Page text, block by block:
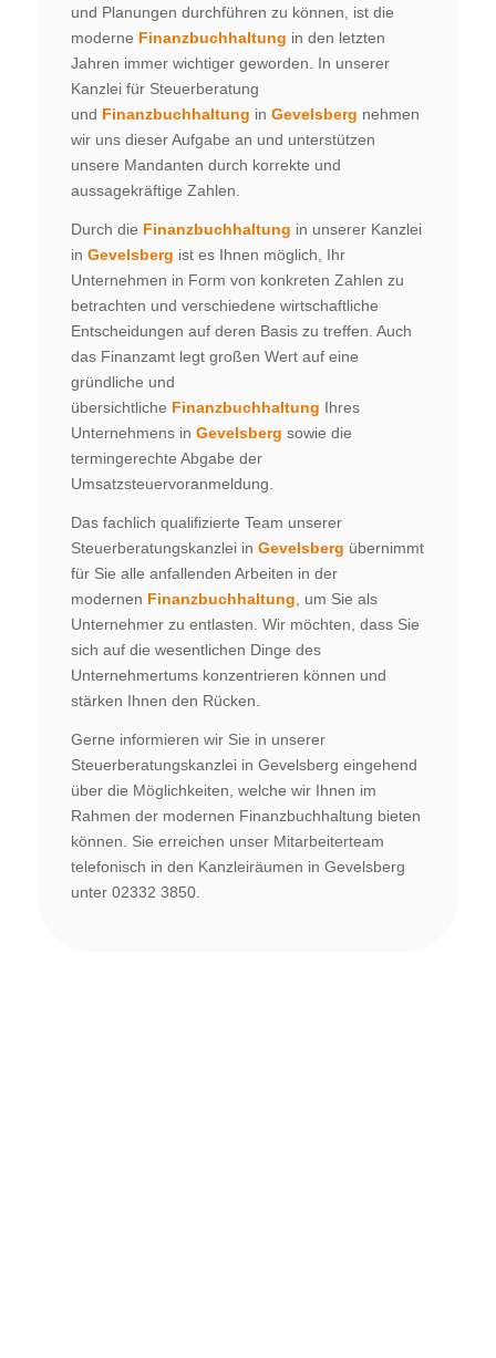
und Planungen durchführen zu können, ist die
moderne Finanzbuchhaltung in den letzten
Jahren immer wichtiger geworden. In unserer
Kanzlei für Steuerberatung
und Finanzbuchhaltung in Gevelsberg nehmen
wir uns dieser Aufgabe an und unterstützen
unsere Mandanten durch korrekte und
aussagekräftige Zahlen.
Durch die Finanzbuchhaltung in unserer Kanzlei
in Gevelsberg ist es Ihnen möglich, Ihr
Unternehmen in Form von konkreten Zahlen zu
betrachten und verschiedene wirtschaftliche
Entscheidungen auf deren Basis zu treffen. Auch
das Finanzamt legt großen Wert auf eine
gründliche und
übersichtliche Finanzbuchhaltung Ihres
Unternehmens in Gevelsberg sowie die
termingerechte Abgabe der
Umsatzsteuervoranmeldung.
Das fachlich qualifizierte Team unserer
Steuerberatungskanzlei in Gevelsberg übernimmt
für Sie alle anfallenden Arbeiten in der
modernen Finanzbuchhaltung, um Sie als
Unternehmer zu entlasten. Wir möchten, dass Sie
sich auf die wesentlichen Dinge des
Unternehmertums konzentrieren können und
stärken Ihnen den Rücken.
Gerne informieren wir Sie in unserer
Steuerberatungskanzlei in Gevelsberg eingehend
über die Möglichkeiten, welche wir Ihnen im
Rahmen der modernen Finanzbuchhaltung bieten
können. Sie erreichen unser Mitarbeiterteam
telefonisch in den Kanzleiräumen in Gevelsberg
unter 02332 3850.